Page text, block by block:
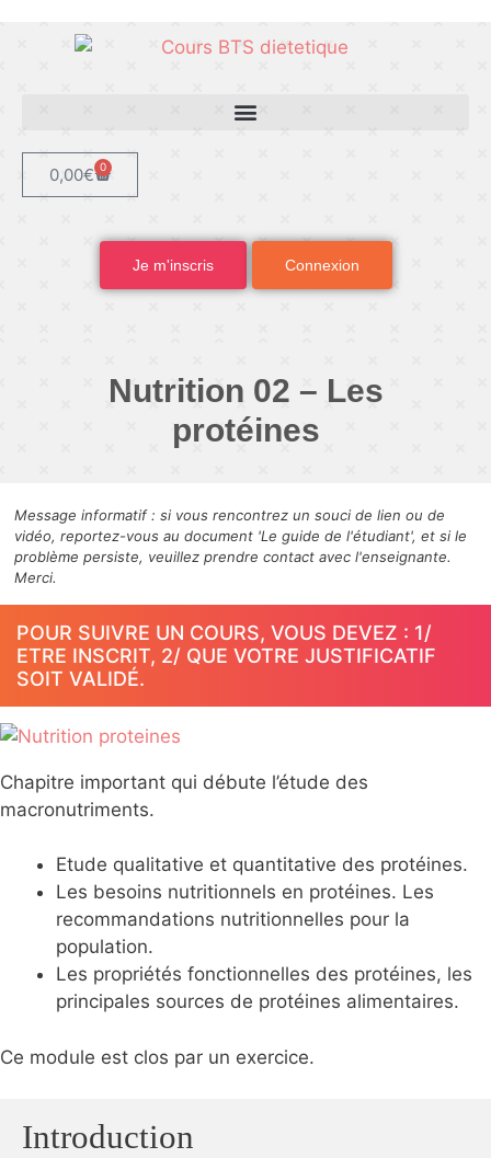
0,00€ 0
Je m'inscris Connexion
Nutrition 02 – Les
protéines
Message informatif : si vous rencontrez un souci de lien ou de
vidéo, reportez-vous au document 'Le guide de l'étudiant', et si le
problème persiste, veuillez prendre contact avec l'enseignante.
Merci.
POUR SUIVRE UN COURS, VOUS DEVEZ : 1/
ETRE INSCRIT, 2/ QUE VOTRE JUSTIFICATIF
SOIT VALIDÉ.
Chapitre important qui débute l’étude des
macronutriments.
Etude qualitative et quantitative des protéines.
Les besoins nutritionnels en protéines. Les
recommandations nutritionnelles pour la
population.
Les propriétés fonctionnelles des protéines, les
principales sources de protéines alimentaires.
Ce module est clos par un exercice.
Introduction